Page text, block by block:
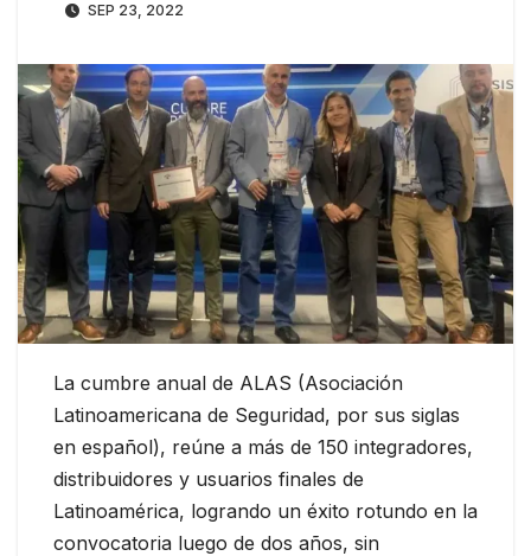
SEP 23, 2022
La cumbre anual de ALAS (Asociación
Latinoamericana de Seguridad, por sus siglas
en español), reúne a más de 150 integradores,
distribuidores y usuarios finales de
Latinoamérica, logrando un éxito rotundo en la
convocatoria luego de dos años, sin